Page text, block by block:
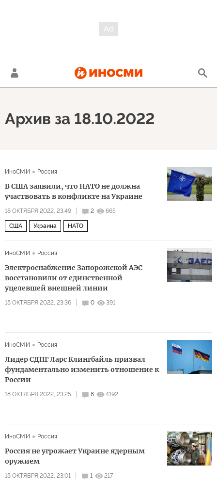
Архив за 18.10.2022
ИноСМИ Россия
В США заявили, что НАТО не должна
участвовать в конфликте на Украине
18 ОКТЯБРЯ 2022, 23:49 2 665
США Украина НАТО
ИноСМИ Россия
Электроснабжение Запорожской АЭС
восстановили от единственной
уцелевшей внешней линии
18 ОКТЯБРЯ 2022, 23:36 0 391
ИноСМИ Россия
Лидер СДПГ Ларс Клингбайль призвал
фундаментально изменить отношение к
России
18 ОКТЯБРЯ 2022, 23:25 8 4192
ИноСМИ Россия
Россия не угрожает Украине ядерным
оружием
18 ОКТЯБРЯ 2022, 23:01 1 217